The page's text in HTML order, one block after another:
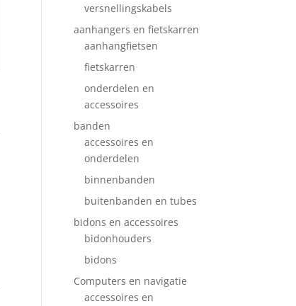
versnellingskabels
aanhangers en fietskarren
aanhangfietsen
fietskarren
onderdelen en
accessoires
banden
accessoires en
onderdelen
binnenbanden
buitenbanden en tubes
bidons en accessoires
bidonhouders
bidons
Computers en navigatie
accessoires en